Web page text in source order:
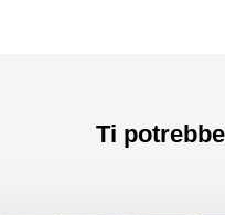
Ti